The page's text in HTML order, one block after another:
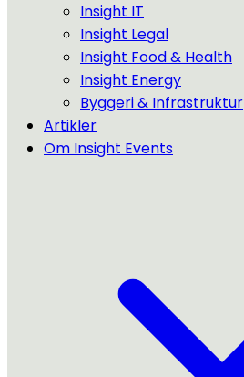
Insight IT
Insight Legal
Insight Food & Health
Insight Energy
Byggeri & Infrastruktur
Artikler
Om Insight Events